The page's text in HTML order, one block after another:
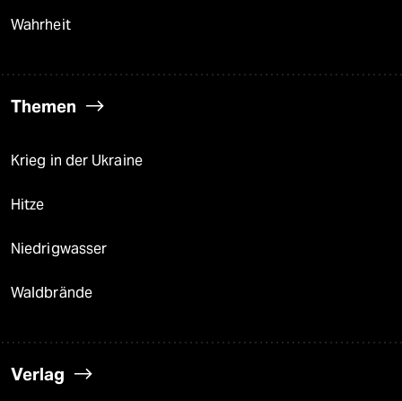
Wahrheit
Themen
Krieg in der Ukraine
Hitze
Niedrigwasser
Waldbrände
Verlag